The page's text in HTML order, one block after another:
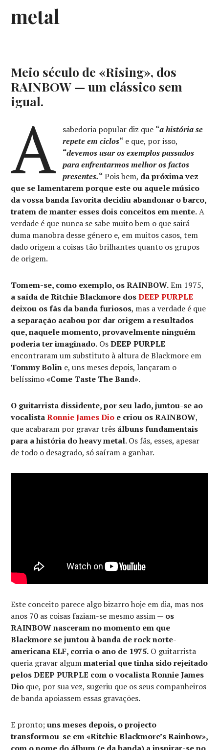
metal
Meio século de «Rising», dos
RAINBOW — um clássico sem
igual.
A sabedoria popular diz que “a história se
repete em ciclos“e que, por isso,
“devemos usar os exemplos passados
para enfrentarmos melhor os factos
presentes.“Pois bem, da próxima vez
que se lamentarem porque este ou aquele músico
da vossa banda favorita decidiu abandonar o barco,
tratem de manter esses dois conceitos em mente.A
verdade é que nunca se sabe muito bem o que sairá
duma manobra desse género e, em muitos casos, tem
dado origem a coisas tão brilhantes quanto os grupos
de origem.
Tomem-se, como exemplo, os RAINBOW.Em 1975,
a saída de Ritchie Blackmore dosDEEP PURPLE
deixou os fãs da banda furiosos, mas a verdade é que
a separação acabou por dar origem a resultados
que, naquele momento, provavelmente ninguém
poderia ter imaginado. OsDEEP PURPLE
encontraram um substituto à altura de Blackmore em
Tommy Bolin e, uns meses depois, lançaram o
belíssimo«Come Taste The Band».
O guitarrista dissidente, por seu lado, juntou-se ao
vocalistaRonnie James Dio e criou os RAINBOW,
que acabaram por gravar três álbuns fundamentais
para a história do heavy metal. Os fãs, esses, apesar
de todo o desagrado, só saíram a ganhar.
Este conceito parece algo bizarro hoje em dia, mas nos
anos 70 as coisas faziam-se mesmo assim — os
RAINBOW nasceram no momento em que
Blackmore se juntou à banda de rock norte-
americana ELF, corria o ano de 1975. O guitarrista
queria gravar algummaterial que tinha sido rejeitado
pelos DEEP PURPLE com o vocalista Ronnie James
Dio que, por sua vez, sugeriu que os seus companheiros
de banda apoiassem essas gravações.
E pronto;uns meses depois, o projecto
transformou-se em «Ritchie Blackmore’s Rainbow»,